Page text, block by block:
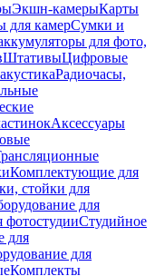
Экшн-камерыКарты
для камерСумки и
для фото,
ШтативыЦифровые
Радиочасы,
Аксессуары
Комплектующие для
стойки для
для
Студийное
для
для
Комплекты